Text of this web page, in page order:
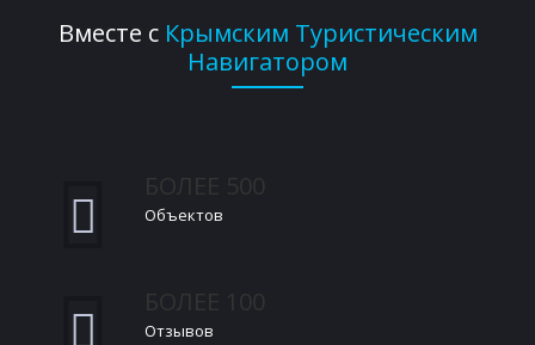
Вместе с Крымским Туристическим
Навигатором
Объектов
Отзывов